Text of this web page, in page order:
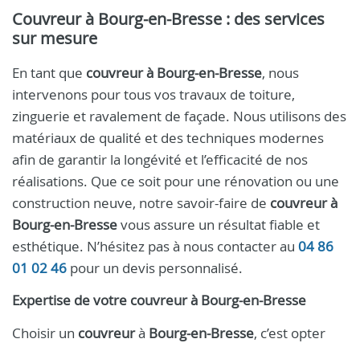
Couvreur à Bourg-en-Bresse : des services
sur mesure
En tant que couvreur à Bourg-en-Bresse, nous
intervenons pour tous vos travaux de toiture,
zinguerie et ravalement de façade. Nous utilisons des
matériaux de qualité et des techniques modernes
afin de garantir la longévité et l’efficacité de nos
réalisations. Que ce soit pour une rénovation ou une
construction neuve, notre savoir-faire de couvreur à
Bourg-en-Bressevous assure un résultat fiable et
esthétique. N’hésitez pas à nous contacter au 04 86
01 02 46 pour un devis personnalisé.
Expertise de votre couvreur à Bourg-en-Bresse
Choisir un couvreurà Bourg-en-Bresse, c’est opter